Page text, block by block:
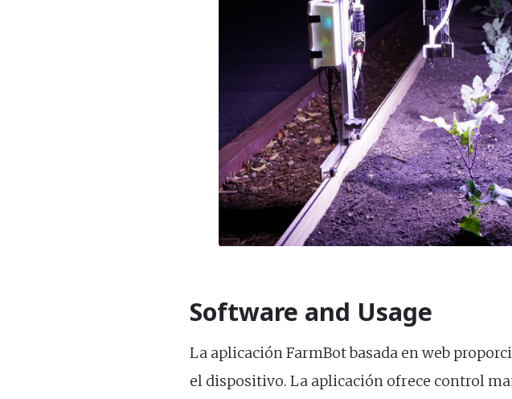
Software and Usage
La aplicación FarmBot basada en web
el dispositivo. La aplicación ofrece control